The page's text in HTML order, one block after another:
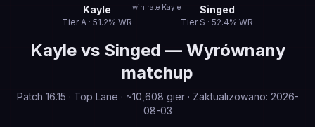
Kayle
TierA · 51.2% WR
win rate Kayle Singed
Tier S · 52.4% WR
Kaylevs Singed — Wyrównany
matchup
Patch 16.15 · Top Lane · ~10,608 gier· Zaktualizowano: 2026-
08-03